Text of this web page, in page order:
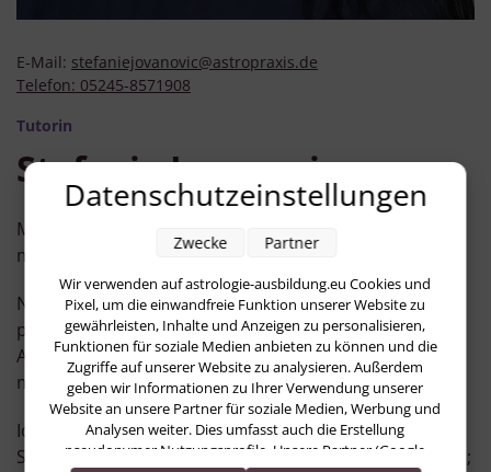
E-Mail: stefaniejovanovic@astropraxis.de
Telefon: 05245-8571908
Tutorin
Stefanie Jovanovic
Meine Faszination für die Sterne führte mich im Laufe
meines Lebens zur Astrologie.
Nach autodidaktischen Studien beschloss ich, eine
professionelle Ausbildung in psychologischer
Astrologie in der AstroPraxis von Helen Fritsch zu
machen, welche ich 2014 abschloss.
Ich erfuhr, wie hilfreich die Astrologie als Mittel zur
Selbsterkenntnis und Orientierung im Leben sein kann;
Datenschutzeinstellungen
Wir verwenden auf astrologie-ausbildung.eu Cookies und
Pixel, um die einwandfreie Funktion unserer Website zu
gewährleisten, Inhalte und Anzeigen zu personalisieren,
Funktionen für soziale Medien anbieten zu können und die
Zugriffe auf unserer Website zu analysieren. Außerdem
geben wir Informationen zu Ihrer Verwendung unserer
Website an unsere Partner für soziale Medien, Werbung und
Analysen weiter. Dies umfasst auch die Erstellung
pseudonymer Nutzungsprofile. Unsere Partner (Google
Zwecke Partner